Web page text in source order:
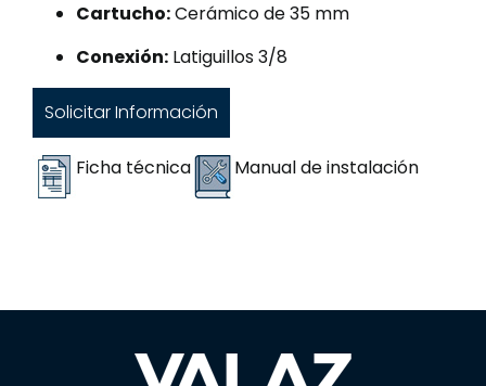
Cartucho:Cerámico de 35 mm
Conexión: Latiguillos 3/8
Solicitar Información
Ficha técnica Manual de instalación